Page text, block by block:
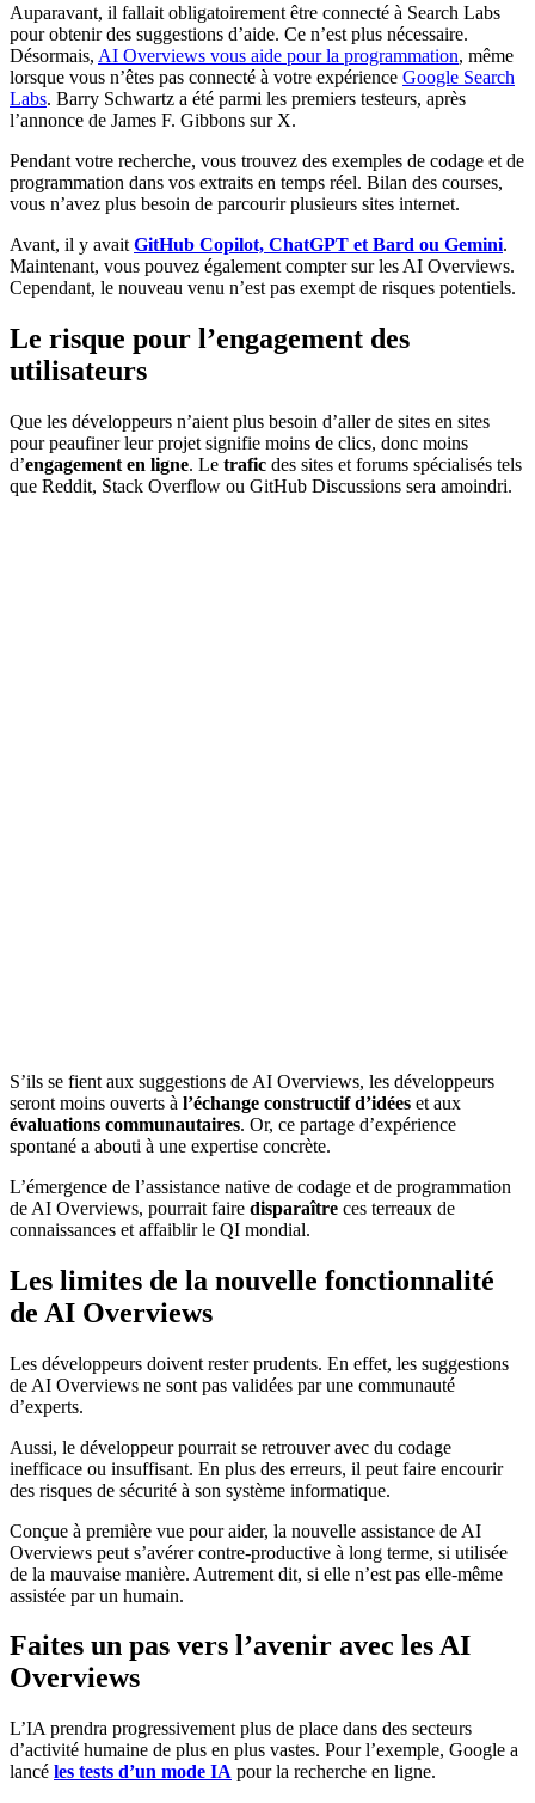
Auparavant, il fallait obligatoirement être connecté à Search Labs
pour obtenir des suggestions d’aide. Ce n’est plus nécessaire.
Désormais, AI Overviews vous aide pour la programmation, même
lorsque vous n’êtes pas connecté à votre expérience Google Search
Labs. Barry Schwartz a été parmi les premiers testeurs, après
l’annonce de James F. Gibbons sur X.
Pendant votre recherche, vous trouvez des exemples de codage et de
programmation dans vos extraits en temps réel. Bilan des courses,
vous n’avez plus besoin de parcourir plusieurs sites internet.
Avant, il y avait GitHub Copilot, ChatGPT et Bard ou Gemini.
Maintenant, vous pouvez également compter sur les AI Overviews.
Cependant, le nouveau venu n’est pas exempt de risques potentiels.
Le risque pour l’engagement des
utilisateurs
Que les développeurs n’aient plus besoin d’aller de sites en sites
pour peaufiner leur projet signifie moins de clics, donc moins
d’engagement en ligne. Le trafic des sites et forums spécialisés tels
que Reddit, Stack Overflow ou GitHub Discussions sera amoindri.
S’ils se fient aux suggestions de AI Overviews, les développeurs
seront moins ouverts à l’échange constructif d’idées et aux
évaluations communautaires. Or, ce partage d’expérience
spontané a abouti à une expertise concrète.
L’émergence de l’assistance native de codage et de programmation
de AI Overviews, pourrait faire disparaître ces terreaux de
connaissances et affaiblir le QI mondial.
Les limites de la nouvelle fonctionnalité
de AI Overviews
Les développeurs doivent rester prudents. En effet, les suggestions
de AI Overviews ne sont pas validées par une communauté
d’experts.
Aussi, le développeur pourrait se retrouver avec du codage
inefficace ou insuffisant. En plus des erreurs, il peut faire encourir
des risques de sécurité à son système informatique.
Conçue à première vue pour aider, la nouvelle assistance de AI
Overviews peut s’avérer contre-productive à long terme, si utilisée
de la mauvaise manière. Autrement dit, si elle n’est pas elle-même
assistée par un humain.
Faites un pas vers l’avenir avec les AI
Overviews
L’IA prendra progressivement plus de place dans des secteurs
d’activité humaine de plus en plus vastes. Pour l’exemple, Google a
lancé les tests d’un mode IA pour la recherche en ligne.